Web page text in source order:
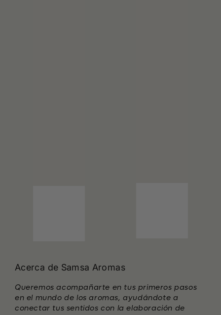
Acerca de Samsa Aromas
Queremos acompañarte en tus primeros pasos
en el mundo de los aromas, ayudándote a
conectar tus sentidos con la elaboración de